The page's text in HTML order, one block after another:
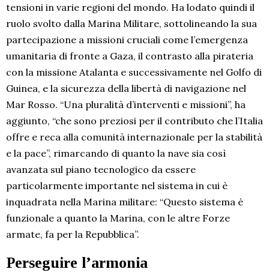
tensioni in varie regioni del mondo. Ha lodato quindi il
ruolo svolto dalla Marina Militare, sottolineando la sua
partecipazione a missioni cruciali come l’emergenza
umanitaria di fronte a Gaza, il contrasto alla pirateria
con la missione Atalanta e successivamente nel Golfo di
Guinea, e la sicurezza della libertà di navigazione nel
Mar Rosso. “Una pluralità d’interventi e missioni”, ha
aggiunto, “che sono preziosi per il contributo che l’Italia
offre e reca alla comunità internazionale per la stabilità
e la pace”, rimarcando di quanto la nave sia così
avanzata sul piano tecnologico da essere
particolarmente importante nel sistema in cui è
inquadrata nella Marina militare: “Questo sistema è
funzionale a quanto la Marina, con le altre Forze
armate, fa per la Repubblica”.
Perseguire l’armonia